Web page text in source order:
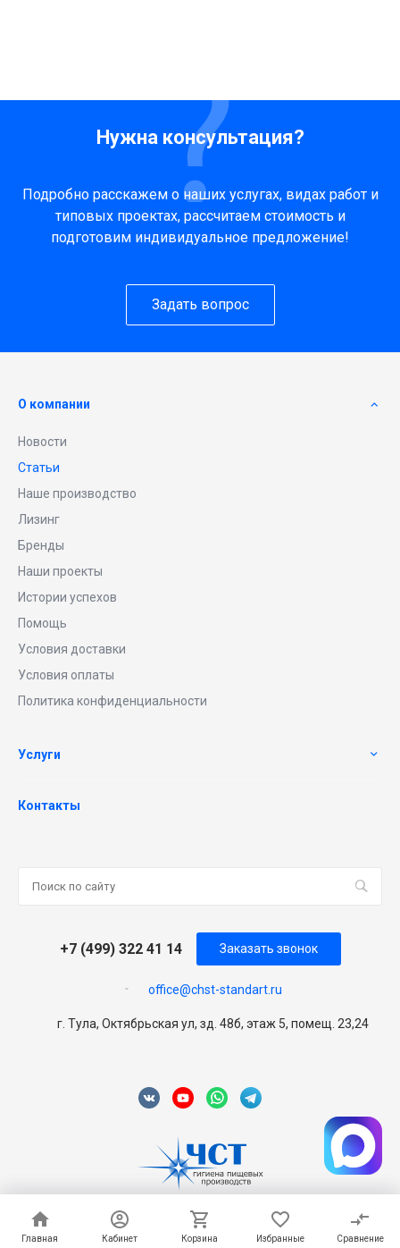
Главная Кабинет Корзина Избранные Сравнение
Главная Кабинет Корзина Избранные Сравнение
Нужна консультация?
Подробно расскажем о наших услугах, видах работ и
типовых проектах, рассчитаем стоимость и
подготовим индивидуальное предложение!
Задать вопрос
О компании
Новости
Статьи
Наше производство
Лизинг
Бренды
Наши проекты
Истории успехов
Помощь
Условия доставки
Условия оплаты
Политика конфиденциальности
Услуги
Контакты
+7 (499) 322 41 14
office@chst-standart.ru
Заказать звонок
г. Тула, Октябрьская ул, зд. 48б, этаж 5, помещ. 23,24
© 2026 Universe, Все права защищены